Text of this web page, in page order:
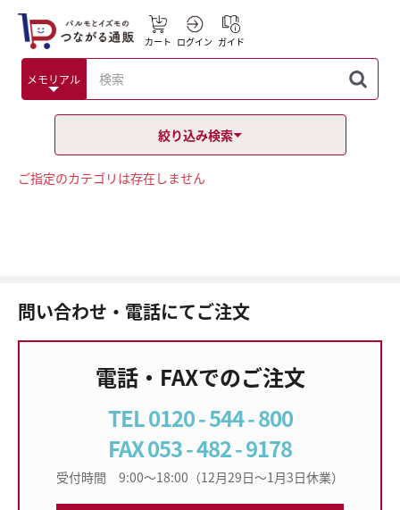
カート ログイン ガイド
絞り込み検索
ご指定のカテゴリは存在しません
問い合わせ・電話にてご注文
電話・FAXでのご注文
TEL 0120 - 544 - 800
FAX 053 - 482 - 9178
受付時間 9:00〜18:00（12月29日〜1月3日休業）